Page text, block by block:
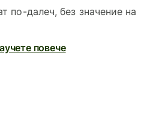
по-далеч, без значение на
повече